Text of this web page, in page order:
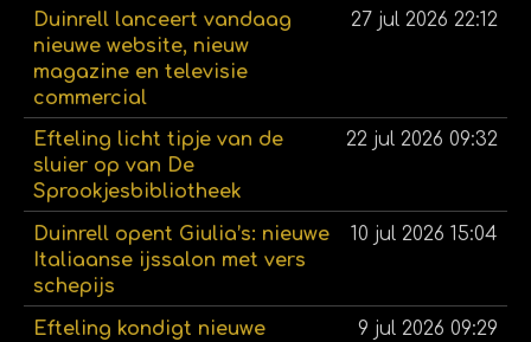
Duinrell lanceert vandaag
nieuwe website, nieuw
magazine en televisie
commercial
27 jul 2026 22:12
Efteling licht tipje van de
sluier op van De
Sprookjesbibliotheek
22 jul 2026 09:32
Duinrell opent Giulia’s: nieuwe
Italiaanse ijssalon met vers
schepijs
10 jul 2026 15:04
Efteling kondigt nieuwe
9 jul 2026 09:29